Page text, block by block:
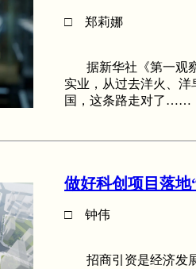
□ 郑莉娜
据新华社《第一观察
实业，从过去洋火、
国，这条路走对了……
做好科创项目落地
□ 钟伟
招商引资是经济发展